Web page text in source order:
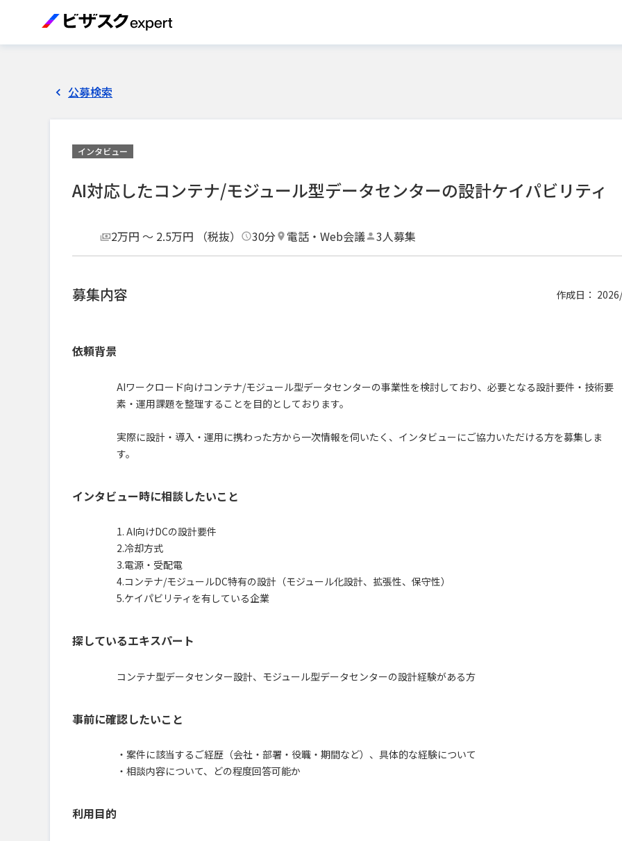
公募検索
インタビュー
AI対応したコンテナ/モジュール型データセンターの設計ケイパビリティ
2万円 〜 2.5万円 （税抜） 30分 電話・Web会議 3人募集
募集内容 作成日：
依頼背景
AIワークロード向けコンテナ/モジュール型データセンターの事業性を検討しており、必要となる設計要件・技術要
素・運用課題を整理することを目的としております。
実際に設計・導入・運用に携わった方から一次情報を伺いたく、インタビューにご協力いただける方を募集しま
す。
インタビュー時に相談したいこと
1. AI向けDCの設計要件
2.冷却方式
3.電源・受配電
4.コンテナ/モジュールDC特有の設計（モジュール化設計、拡張性、保守性）
5.ケイパビリティを有している企業
探しているエキスパート
コンテナ型データセンター設計、モジュール型データセンターの設計経験がある方
事前に確認したいこと
・案件に該当するご経歴（会社・部署・役職・期間など）、具体的な経験について
・相談内容について、どの程度回答可能か
利用目的